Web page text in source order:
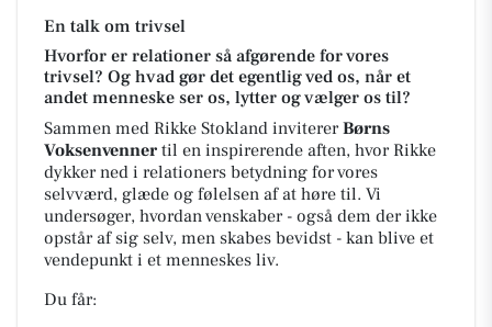
En talk om trivsel
Hvorfor er relationer så afgørende for vores
trivsel? Og hvad gør det egentlig ved os, når et
andet menneske ser os, lytter og vælger os til?
Sammen med Rikke Stokland invitererBørns
Voksenvenner til en inspirerende aften, hvor Rikke
dykker ned i relationers betydning for vores
selvværd, glæde og følelsen af at høre til. Vi
undersøger, hvordan venskaber - også dem der ikke
opstår af sig selv, men skabes bevidst - kan blive et
vendepunkt i et menneskes liv.
Du får: